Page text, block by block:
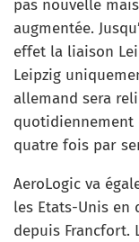
pas nouvelle
augmentée.
effet la liaison
Leipzig
allemand sera
quotidiennement
quatre fois par
AeroLogic va
les Etats-Unis en
depuis Francfort.